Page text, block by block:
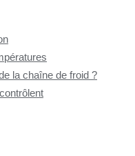
la chaîne de froid ?